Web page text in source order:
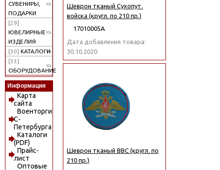
СУВЕНИРЫ,
ПОДАРКИ
[29]
ЮВЕЛИРНЫЕ
ИЗДЕЛИЯ
[30] КАТАЛОГИ
[33]
ОБОРУДОВАНИЕ
Информация
Карта
сайта
Военторги
С-
Петербурга
Каталоги
(PDF)
Прайс-
лист
Оптовые
Шеврон тканый Сухопут.
войска (кругл. по 210 пр.)
17010005А
Дата добавления товара:
30.10.2020
Шеврон тканый ВВС (кругл. по
210 пр.)